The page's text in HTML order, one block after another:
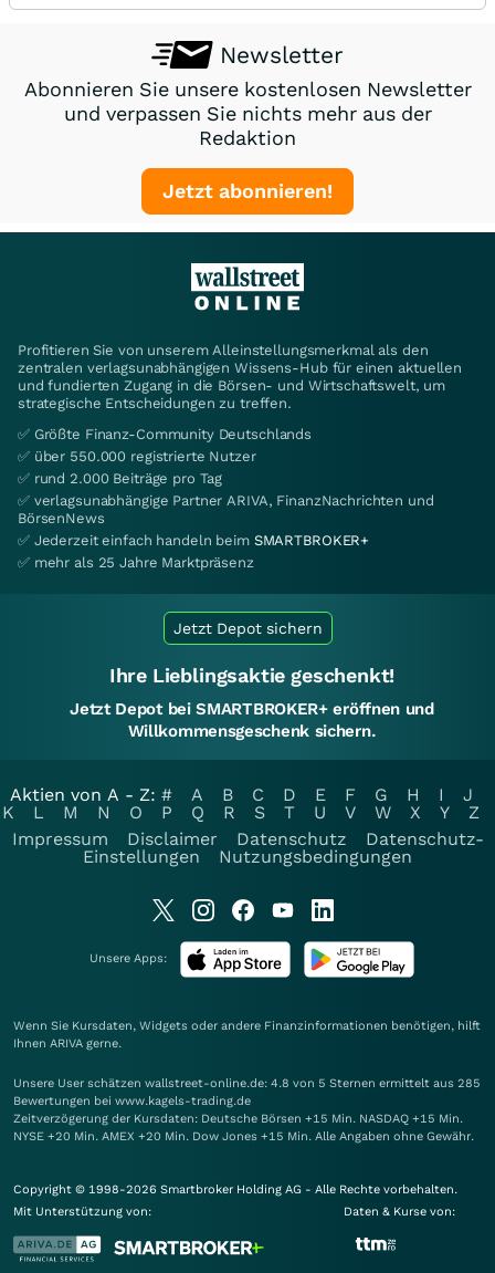
Newsletter
Abonnieren Sie unsere kostenlosen Newsletter
und verpassen Sie nichts mehr aus der
Redaktion
Jetzt abonnieren!
Profitieren Sie von unserem Alleinstellungsmerkmal als den
zentralen verlagsunabhängigen Wissens-Hub für einen aktuellen
und fundierten Zugang in die Börsen- und Wirtschaftswelt, um
strategische Entscheidungen zu treffen.
✅ Größte Finanz-Community Deutschlands
✅ über 550.000 registrierte Nutzer
✅ rund 2.000 Beiträge pro Tag
✅ verlagsunabhängige Partner ARIVA, FinanzNachrichten und
BörsenNews
✅ Jederzeit einfach handeln beim SMARTBROKER+
✅ mehr als 25 Jahre Marktpräsenz
Jetzt Depot sichern
Ihre Lieblingsaktie geschenkt!
Jetzt Depot bei SMARTBROKER+ eröffnen und
Willkommensgeschenk sichern.
Aktien von A - Z: # A B C D E F G H I
J
K
L M N O P Q R S T U V W X Y
Z
Impressum
Disclaimer Datenschutz
Datenschutz-
Einstellungen
Nutzungsbedingungen
Unsere Apps:
Wenn Sie Kursdaten, Widgets oder andere Finanzinformationen benötigen, hilft
Ihnen ARIVA gerne.
Unsere User schätzen wallstreet-online.de: 4.8 von 5 Sternen ermittelt aus 285
Bewertungen bei www.kagels-trading.de
Zeitverzögerung der Kursdaten: Deutsche Börsen +15 Min. NASDAQ +15 Min.
NYSE +20 Min. AMEX +20 Min. Dow Jones +15 Min. Alle Angaben ohne Gewähr.
Copyright © 1998-2026 Smartbroker Holding AG - Alle Rechte vorbehalten.
Mit Unterstützung von:
Daten & Kurse von: